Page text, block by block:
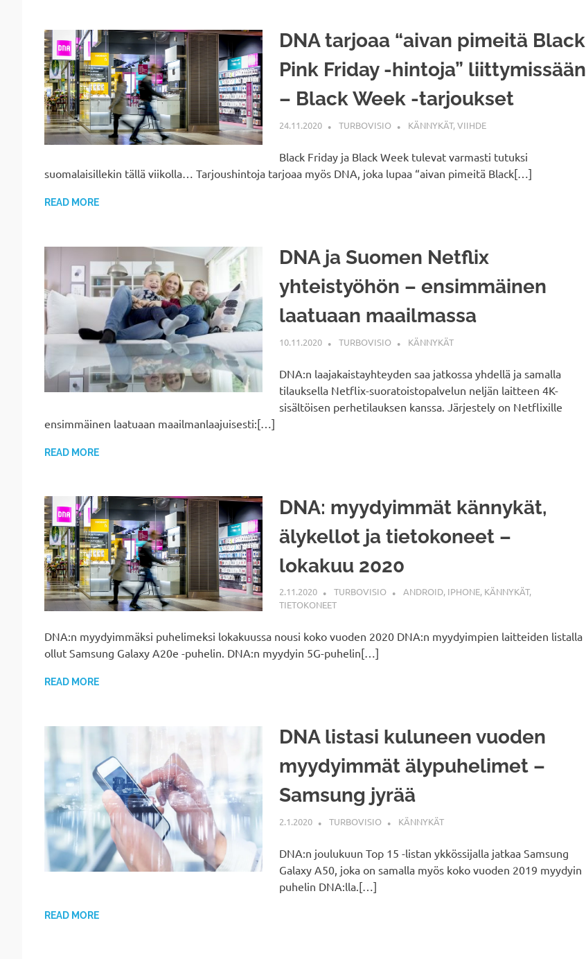
DNA tarjoaa “aivan pimeitä Black
Pink Friday -hintoja” liittymissään
– Black Week -tarjoukset
24.11.2020 TURBOVISIO KÄNNYKÄT,VIIHDE
Black Friday ja Black Week tulevat varmasti tutuksi
suomalaisillekin tällä viikolla… Tarjoushintoja tarjoaa myös DNA, joka lupaa “aivan pimeitä Black[…]
READ MORE
DNA ja Suomen Netflix
yhteistyöhön – ensimmäinen
laatuaan maailmassa
10.11.2020 TURBOVISIO KÄNNYKÄT
DNA:n laajakaistayhteyden saa jatkossa yhdellä ja samalla
tilauksella Netflix-suoratoistopalvelun neljän laitteen 4K-
sisältöisen perhetilauksen kanssa. Järjestely on Netflixille
ensimmäinen laatuaan maailmanlaajuisesti:[…]
READ MORE
DNA: myydyimmät kännykät,
älykellot ja tietokoneet –
lokakuu 2020
2.11.2020 TURBOVISIO ANDROID, IPHONE, KÄNNYKÄT,
TIETOKONEET
DNA:n myydyimmäksi puhelimeksi lokakuussa nousi koko vuoden 2020 DNA:n myydyimpien laitteiden listalla
ollut Samsung Galaxy A20e -puhelin. DNA:n myydyin 5G-puhelin[…]
READ MORE
DNA listasi kuluneen vuoden
myydyimmät älypuhelimet –
Samsung jyrää
2.1.2020 TURBOVISIO KÄNNYKÄT
DNA:n joulukuun Top 15 -listan ykkössijalla jatkaa Samsung
Galaxy A50, joka on samalla myös koko vuoden 2019 myydyin
puhelin DNA:lla.[…]
READ MORE